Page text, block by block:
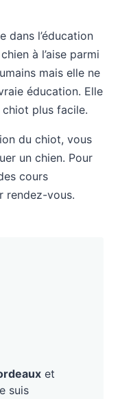
dans l’éducation
à l’aise parmi
mais elle ne
éducation. Elle
plus facile.
du chiot, vous
un chien. Pour
cours
rendez-vous.
et
suis